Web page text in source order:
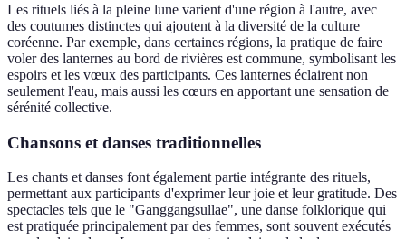
Les rituels liés à la pleine lune varient d'une région à l'autre, avec
des coutumes distinctes qui ajoutent à la diversité de la culture
coréenne. Par exemple, dans certaines régions, la pratique de faire
voler des lanternes au bord de rivières est commune, symbolisant les
espoirs et les vœux des participants. Ces lanternes éclairent non
seulement l'eau, mais aussi les cœurs en apportant une sensation de
sérénité collective.
Chansons et danses traditionnelles
Les chants et danses font également partie intégrante des rituels,
permettant aux participants d'exprimer leur joie et leur gratitude. Des
spectacles tels que le "Ganggangsullae", une danse folklorique qui
est pratiquée principalement par des femmes, sont souvent exécutés